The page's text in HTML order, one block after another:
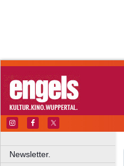
Newsletter.